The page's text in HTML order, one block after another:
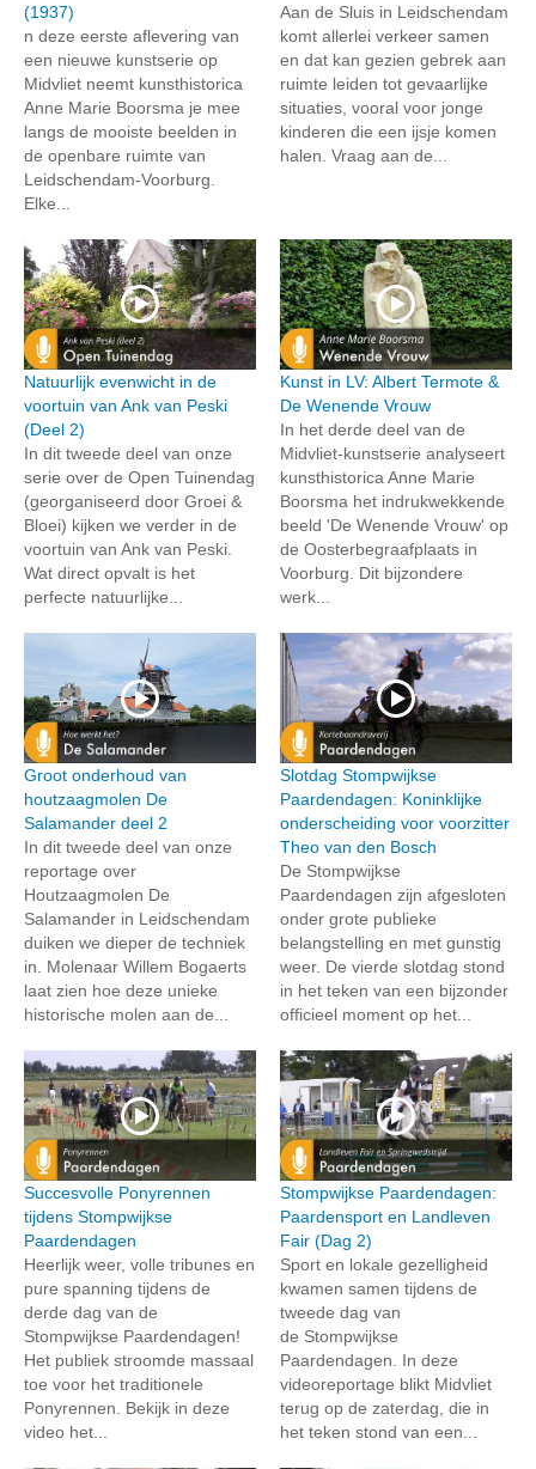
(1937)
n deze eerste aflevering van
een nieuwe kunstserie op
Midvliet neemt kunsthistorica
Anne Marie Boorsma je mee
langs de mooiste beelden in
de openbare ruimte van
Leidschendam-Voorburg.
Elke...
Aan de Sluis in Leidschendam
komt allerlei verkeer samen
en dat kan gezien gebrek aan
ruimte leiden tot gevaarlijke
situaties, vooral voor jonge
kinderen die een ijsje komen
halen. Vraag aan de...
Natuurlijk evenwicht in de
voortuin van Ank van Peski
(Deel 2)
In dit tweede deel van onze
serie over de Open Tuinendag
(georganiseerd door Groei &
Bloei) kijken we verder in de
voortuin van Ank van Peski.
Wat direct opvalt is het
perfecte natuurlijke...
Kunst in LV: Albert Termote &
De Wenende Vrouw
In het derde deel van de
Midvliet-kunstserie analyseert
kunsthistorica Anne Marie
Boorsma het indrukwekkende
beeld 'De Wenende Vrouw' op
de Oosterbegraafplaats in
Voorburg. Dit bijzondere
werk...
Groot onderhoud van
houtzaagmolen De
Salamander deel 2
In dit tweede deel van onze
reportage over
Houtzaagmolen De
Salamander in Leidschendam
duiken we dieper de techniek
in. Molenaar Willem Bogaerts
laat zien hoe deze unieke
historische molen aan de...
Slotdag Stompwijkse
Paardendagen: Koninklijke
onderscheiding voor voorzitter
Theo van den Bosch
De Stompwijkse
Paardendagen zijn afgesloten
onder grote publieke
belangstelling en met gunstig
weer. De vierde slotdag stond
in het teken van een bijzonder
officieel moment op het...
Succesvolle Ponyrennen
tijdens Stompwijkse
Paardendagen
Heerlijk weer, volle tribunes en
pure spanning tijdens de
derde dag van de
Stompwijkse Paardendagen!
Het publiek stroomde massaal
toe voor het traditionele
Ponyrennen. Bekijk in deze
video het...
Stompwijkse Paardendagen:
Paardensport en Landleven
Fair (Dag 2)
Sport en lokale gezelligheid
kwamen samen tijdens de
tweede dag van
de Stompwijkse
Paardendagen. In deze
videoreportage blikt Midvliet
terug op de zaterdag, die in
het teken stond van een...